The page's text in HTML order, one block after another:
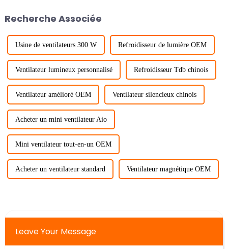
Recherche Associée
Usine de ventilateurs 300 W Refroidisseur de lumière OEM
Ventilateur lumineux personnalisé Refroidisseur Tdb chinois
Ventilateur amélioré OEM Ventilateur silencieux chinois
Acheter un mini ventilateur Aio
Mini ventilateur tout-en-un OEM
Acheter un ventilateur standard Ventilateur magnétique OEM
Leave Your Message